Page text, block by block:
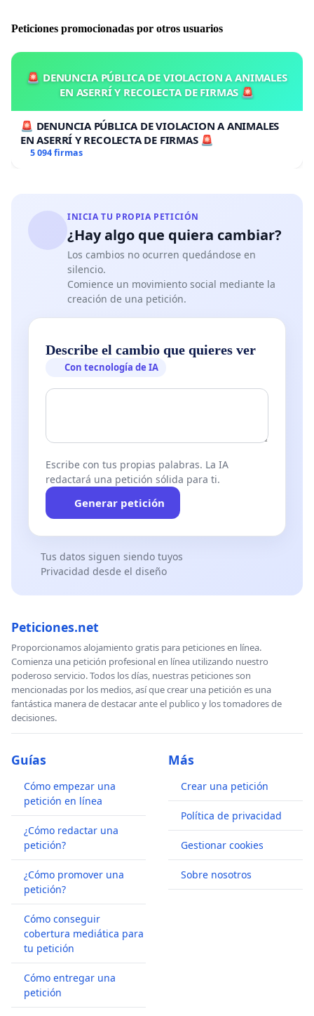
Peticiones promocionadas por otros usuarios
🚨 DENUNCIA PÚBLICA DE VIOLACION A ANIMALES
EN ASERRÍ Y RECOLECTA DE FIRMAS 🚨
🚨 DENUNCIA PÚBLICA DE VIOLACION A ANIMALES
EN ASERRÍ Y RECOLECTA DE FIRMAS 🚨
5 094 firmas
INICIA TU PROPIA PETICIÓN
¿Hay algo que quiera cambiar?
Los cambios no ocurren quedándose en
silencio.
Comience un movimiento social mediante la
creación de una petición.
Describe el cambio que quieres ver
Con tecnología de IA
Escribe con tus propias palabras. La IA
redactará una petición sólida para ti.
Generar petición
Tus datos siguen siendo tuyos
Privacidad desde el diseño
Peticiones.net
Proporcionamos alojamiento gratis para peticiones en línea.
Comienza una petición profesional en línea utilizando nuestro
poderoso servicio. Todos los días, nuestras peticiones son
mencionadas por los medios, así que crear una petición es una
fantástica manera de destacar ante el publico y los tomadores de
decisiones.
Guías
Cómo empezar una
petición en línea
¿Cómo redactar una
petición?
¿Cómo promover una
petición?
Cómo conseguir
cobertura mediática para
tu petición
Cómo entregar una
petición
Más
Crear una petición
Política de privacidad
Gestionar cookies
Sobre nosotros